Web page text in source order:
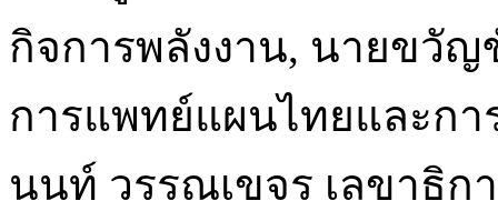
กิจการพลังงาน, นายขวั
การแพทย์แผนไทยและก
นนท์ วรรณเขจร เลขาธิก